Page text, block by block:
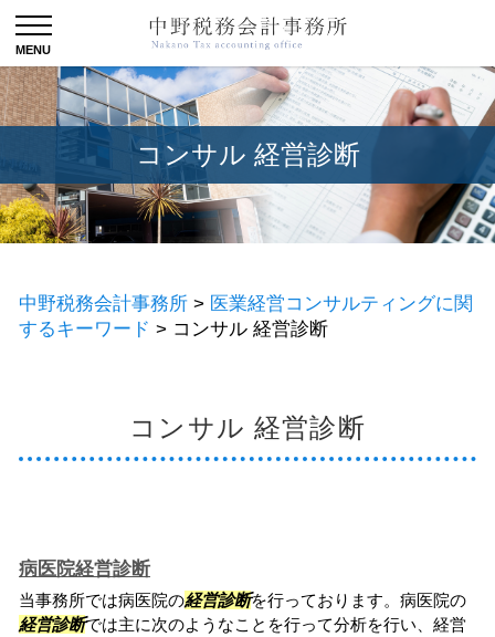
コンサル 経営診断
中野税務会計事務所 > 医業経営コンサルティングに関
するキーワード > コンサル 経営診断
コンサル 経営診断
病医院経営診断
当事務所では病医院の経営診断を行っております。病医院の
経営診断では主に次のようなことを行って分析を行い、経営